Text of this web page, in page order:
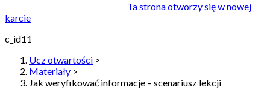
Ta strona otworzy się w nowej
karcie
c_id11
Ucz otwartości >
Materiały >
Jak weryfikować informacje – scenariusz lekcji